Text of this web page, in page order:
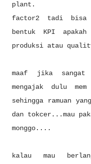
plant.
factor2 tadi bisa
bentuk KPI
produksi atau
maaf jika sangat
mengajak dulu
sehingga ramuan
dan tokcer...mau
monggo....
kalau mau